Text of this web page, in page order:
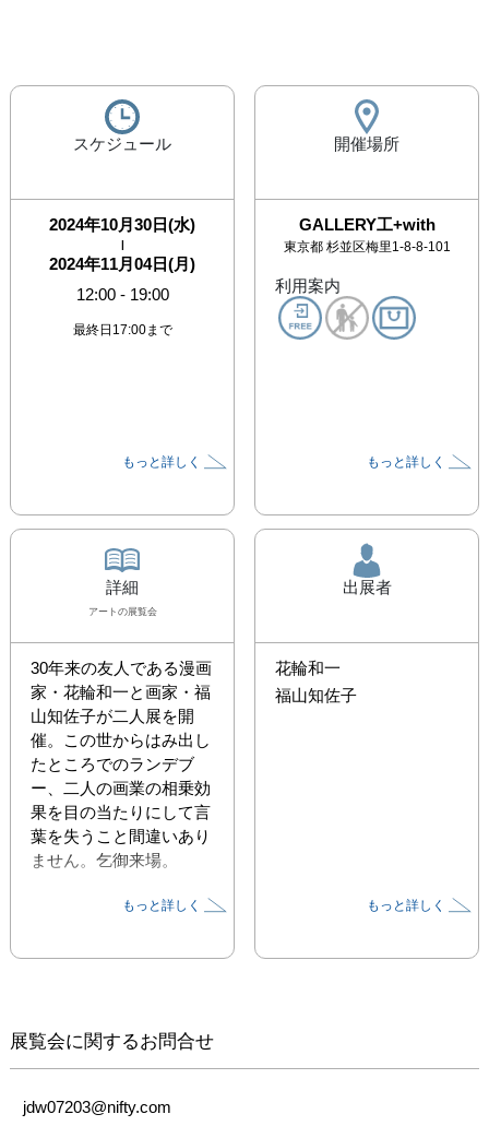
スケジュール
2024年10月30日(水)
|
2024年11月04日(月)
12:00- 19:00
最終日17:00まで
もっと詳しく
開催場所
GALLERY工+with
東京都 杉並区梅里1-8-8-101
利用案内
もっと詳しく
詳細
アート の展覧会
30年来の友人である漫画
家・花輪和一と画家・福
山知佐子が二人展を開
催。この世からはみ出し
たところでのランデブ
ー、二人の画業の相乗効
果を目の当たりにして言
葉を失うこと間違いあり
ません。乞御来場。
もっと詳しく
出展者
花輪和一
福山知佐子
もっと詳しく
展覧会に関するお問合せ
jdw07203@nifty.com